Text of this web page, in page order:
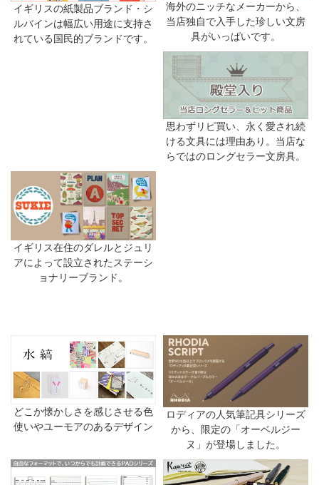
イギリスの紙製品ブランド・シ
ルバインは幅広い用途に支持さ
れている国民的ブランドです。
海外のニッチなメーカーから、
当店独自で入手した珍しい文房
具がいっぱいです。
思わずリピ買い、永く愛され続
ける文具には理由あり。当店な
らではのロングセラー文房具。
イギリス在住のダレルとジュリ
アによって設立されたステーシ
ョナリーブランド。
どこか懐かしさを感じさせる色
使いやユーモアのあるデザイン
ロディアの人気筆記具シリーズ
から、限定の「オーベルジー
ヌ」が登場しました。